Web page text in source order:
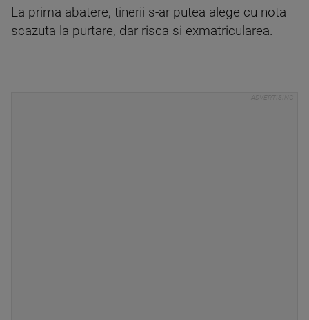
La prima abatere, tinerii s-ar putea alege cu nota
scazuta la purtare, dar risca si exmatricularea.